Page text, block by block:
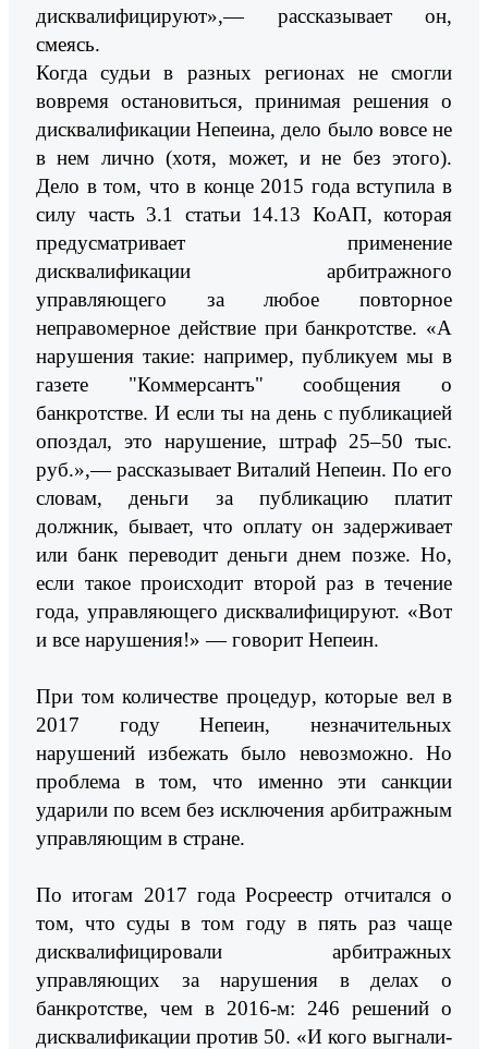
дисквалифицируют»,— рассказывает он,
смеясь.
Когда судьи в разных регионах не смогли
вовремя остановиться, принимая решения о
дисквалификации Непеина, дело было вовсе не
в нем лично (хотя, может, и не без этого).
Дело в том, что в конце 2015 года вступила в
силу часть 3.1 статьи 14.13 КоАП, которая
предусматривает применение
дисквалификации арбитражного
управляющего за любое повторное
неправомерное действие при банкротстве. «А
нарушения такие: например, публикуем мы в
газете "Коммерсантъ" сообщения о
банкротстве. И если ты на день с публикацией
опоздал, это нарушение, штраф 25–50 тыс.
руб.»,— рассказывает Виталий Непеин. По его
словам, деньги за публикацию платит
должник, бывает, что оплату он задерживает
или банк переводит деньги днем позже. Но,
если такое происходит второй раз в течение
года, управляющего дисквалифицируют. «Вот
и все нарушения!» — говорит Непеин.
При том количестве процедур, которые вел в
2017 году Непеин, незначительных
нарушений избежать было невозможно. Но
проблема в том, что именно эти санкции
ударили по всем без исключения арбитражным
управляющим в стране.
По итогам 2017 года Росреестр отчитался о
том, что суды в том году в пять раз чаще
дисквалифицировали арбитражных
управляющих за нарушения в делах о
банкротстве, чем в 2016-м: 246 решений о
дисквалификации против 50. «И кого выгнали-